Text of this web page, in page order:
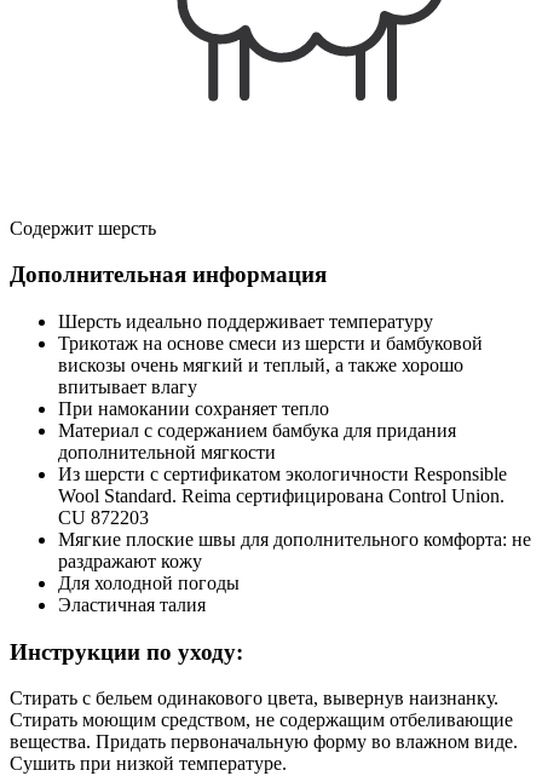
Содержит шерсть
Дополнительная информация
Шерсть идеально поддерживает температуру
Трикотаж на основе смеси из шерсти и бамбуковой
вискозы очень мягкий и теплый, а также хорошо
впитывает влагу
При намокании сохраняет тепло
Материал с содержанием бамбука для придания
дополнительной мягкости
Из шерсти с сертификатом экологичности Responsible
Wool Standard. Reima сертифицирована Control Union.
CU 872203
Мягкие плоские швы для дополнительного комфорта: не
раздражают кожу
Для холодной погоды
Эластичная талия
Инструкции по уходу:
Стирать с бельем одинакового цвета, вывернув наизнанку.
Стирать моющим средством, не содержащим отбеливающие
вещества. Придать первоначальную форму вo влажном виде.
Сушить при низкой температуре.